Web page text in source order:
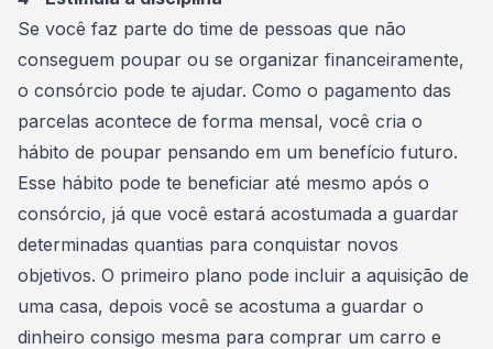
Se você faz parte do time de pessoas que não
conseguem poupar ou se organizar financeiramente,
o consórcio pode te ajudar. Como o pagamento das
parcelas acontece de forma mensal, você cria o
hábito de poupar pensando em um benefício futuro.
Esse hábito pode te beneficiar até mesmo após o
consórcio, já que você estará acostumada a guardar
determinadas quantias para conquistar novos
objetivos. O primeiro plano pode incluir a aquisição de
uma casa, depois você se acostuma a guardar o
dinheiro consigo mesma para comprar um carro e